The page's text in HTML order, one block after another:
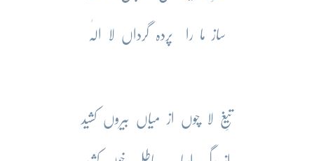
ساز ما را پردہ گرداں لا الٰہ
تیغِ لا چوں از میاں بیروں کشید